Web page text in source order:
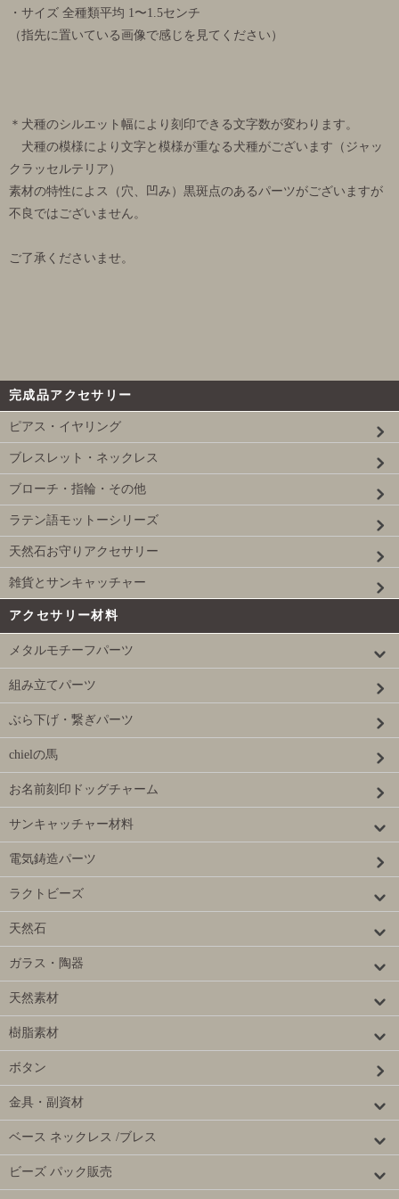
・サイズ 全種類平均 1〜1.5センチ
（指先に置いている画像で感じを見てください）
＊犬種のシルエット幅により刻印できる文字数が変わります。
犬種の模様により文字と模様が重なる犬種がございます（ジャッ
クラッセルテリア）
素材の特性によス（穴、凹み）黒斑点のあるパーツがございますが
不良ではございません。
ご了承くださいませ。
完成品アクセサリー
ピアス・イヤリング
ブレスレット・ネックレス
ブローチ・指輪・その他
ラテン語モットーシリーズ
天然石お守りアクセサリー
雑貨とサンキャッチャー
アクセサリー材料
メタルモチーフパーツ
組み立てパーツ
ぶら下げ・繋ぎパーツ
chielの馬
お名前刻印ドッグチャーム
サンキャッチャー材料
電気鋳造パーツ
ラクトビーズ
天然石
ガラス・陶器
天然素材
樹脂素材
ボタン
金具・副資材
ベース ネックレス /ブレス
ビーズ パック販売